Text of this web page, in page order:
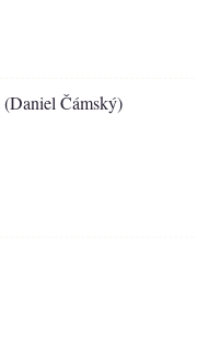
(Daniel Čámský)